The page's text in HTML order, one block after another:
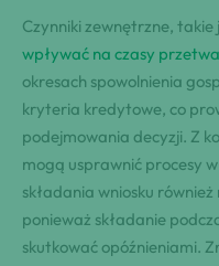
Czynniki zewnętrzne,
wpływać na czasy
okresach spowolnienia
kryteria kredytowe, co
podejmowania decyzji. Z
mogą usprawnić procesy
składania wniosku
ponieważ składanie
skutkować opóźnieniami.